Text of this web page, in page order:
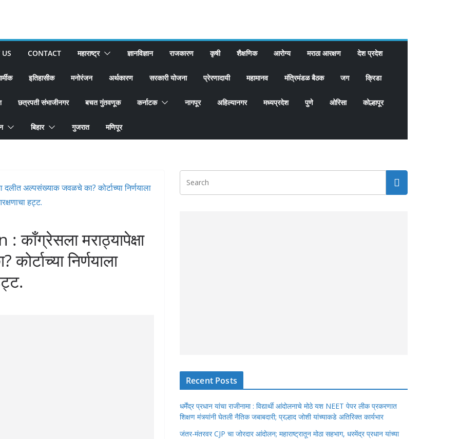
CONTACT महाराष्ट्र ज्ञानविज्ञान राजकारण कृषी शैक्षणिक आरोग्य मराठा आरक्षण देश प्रदेश
इतिहासीक मनोरंजन अर्थकारण सरकारी योजना प्रेरणादायी महामानव मंत्रिमंडळ बैठक जग क्रिडा
छत्रपती संभाजीनगर बचत गुंतवणूक कर्नाटक नागपूर अहिल्यानगर मध्यप्रदेश पुणे ओरिसा कोल्हापूर
बिहार गुजरात मणिपूर
मराठ्यापेक्षा
निर्णयाला
Recent Posts
धर्मेंद्र प्रधान यांचा राजीनामा : विद्यार्थी आंदोलनाचे मोठे यश NEET पेपर लीक प्रकरणात
शिक्षण मंत्र्यांनी घेतली नैतिक जबाबदारी; प्रल्हाद जोशी यांच्याकडे अतिरिक्त कार्यभार
जंतर-मंतरवर CJP चा जोरदार आंदोलन; महाराष्ट्रातून मोठा सहभाग, धरमेंद्र प्रधान यांच्या